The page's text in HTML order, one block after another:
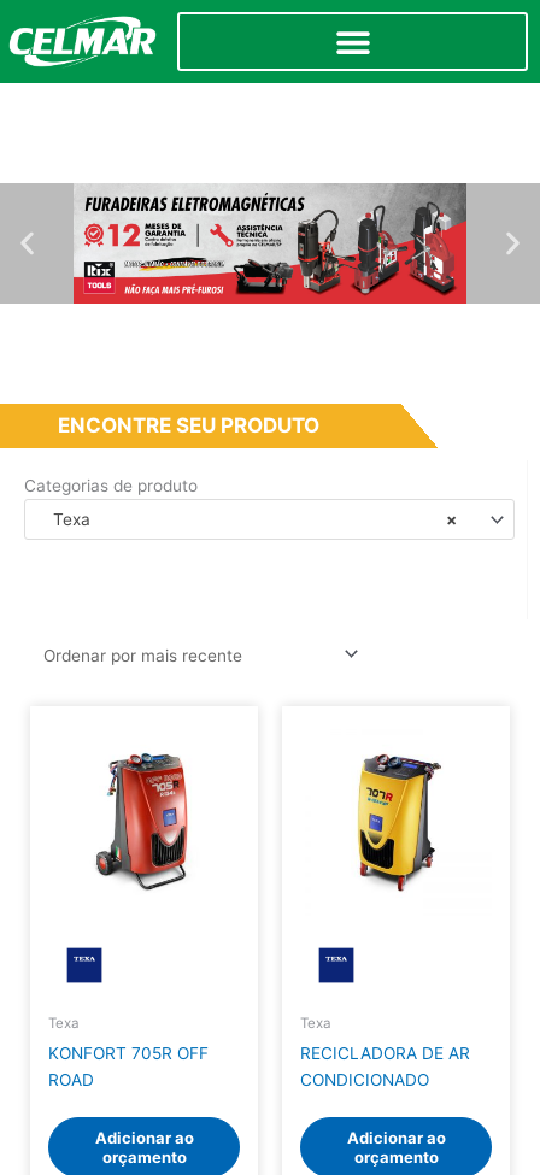
ENCONTRE SEU PRODUTO
Categorias de produto
×
Texa
Texa
KONFORT 705R OFF
ROAD
Adicionar ao
orçamento
Texa
RECICLADORA DE AR
CONDICIONADO
Adicionar ao
orçamento